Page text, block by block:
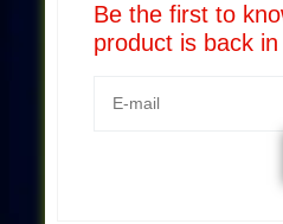
Be the first to
product is back